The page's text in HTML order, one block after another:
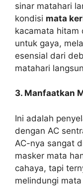
sinar matahari
kondisi mata
kacamata hitam
untuk gaya,
esensial dari
matahari
3. Manfaatkan
Ini adalah
dengan AC
AC-nya sangat
masker mata
cahaya, tapi
melindungi